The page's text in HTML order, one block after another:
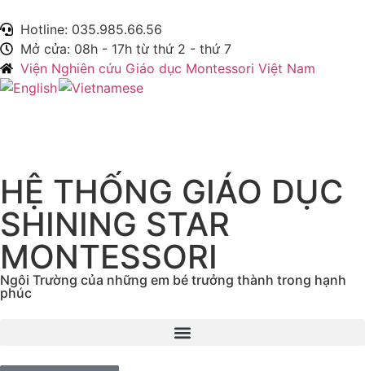
Hotline: 035.985.66.56
Mở cửa: 08h - 17h từ thứ 2 - thứ 7
Viện Nghiên cứu Giáo dục Montessori Việt Nam
HỆ THỐNG GIÁO DỤC
SHINING STAR
MONTESSORI
Ngôi Trường của những em bé trưởng thành trong hạnh
phúc